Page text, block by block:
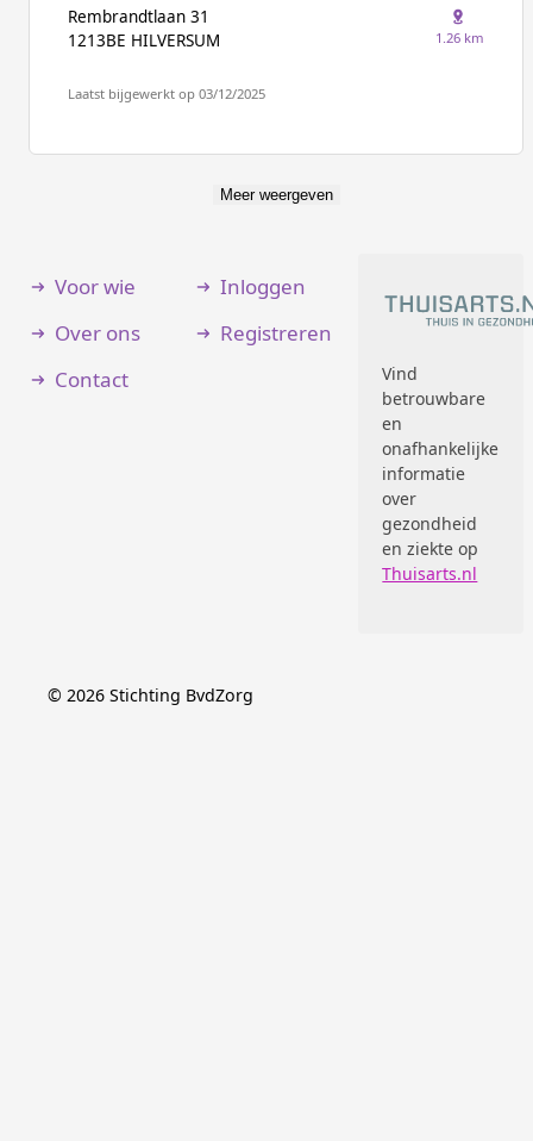
Rembrandtlaan 31
1213BE HILVERSUM
1.26 km
Laatst bijgewerkt op 03/12/2025
Meer weergeven
Voor wie
Over ons
Contact
Inloggen
Registreren
Vind
betrouwbare
en
onafhankelijke
informatie
over
gezondheid
en ziekte op
Thuisarts.nl
© 2026 Stichting BvdZorg